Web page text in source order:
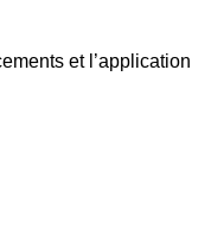
et l’application